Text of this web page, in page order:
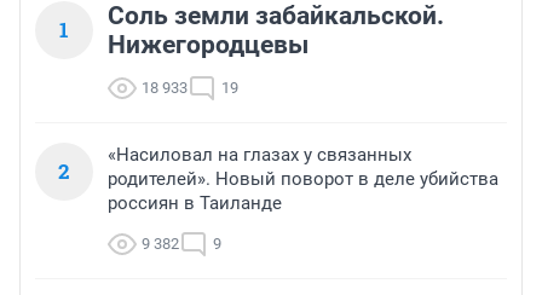
1
Соль земли забайкальской.
Нижегородцевы
18 933 19
2
«Насиловал на глазах у связанных
родителей». Новый поворот в деле убийства
россиян в Таиланде
9 382 9